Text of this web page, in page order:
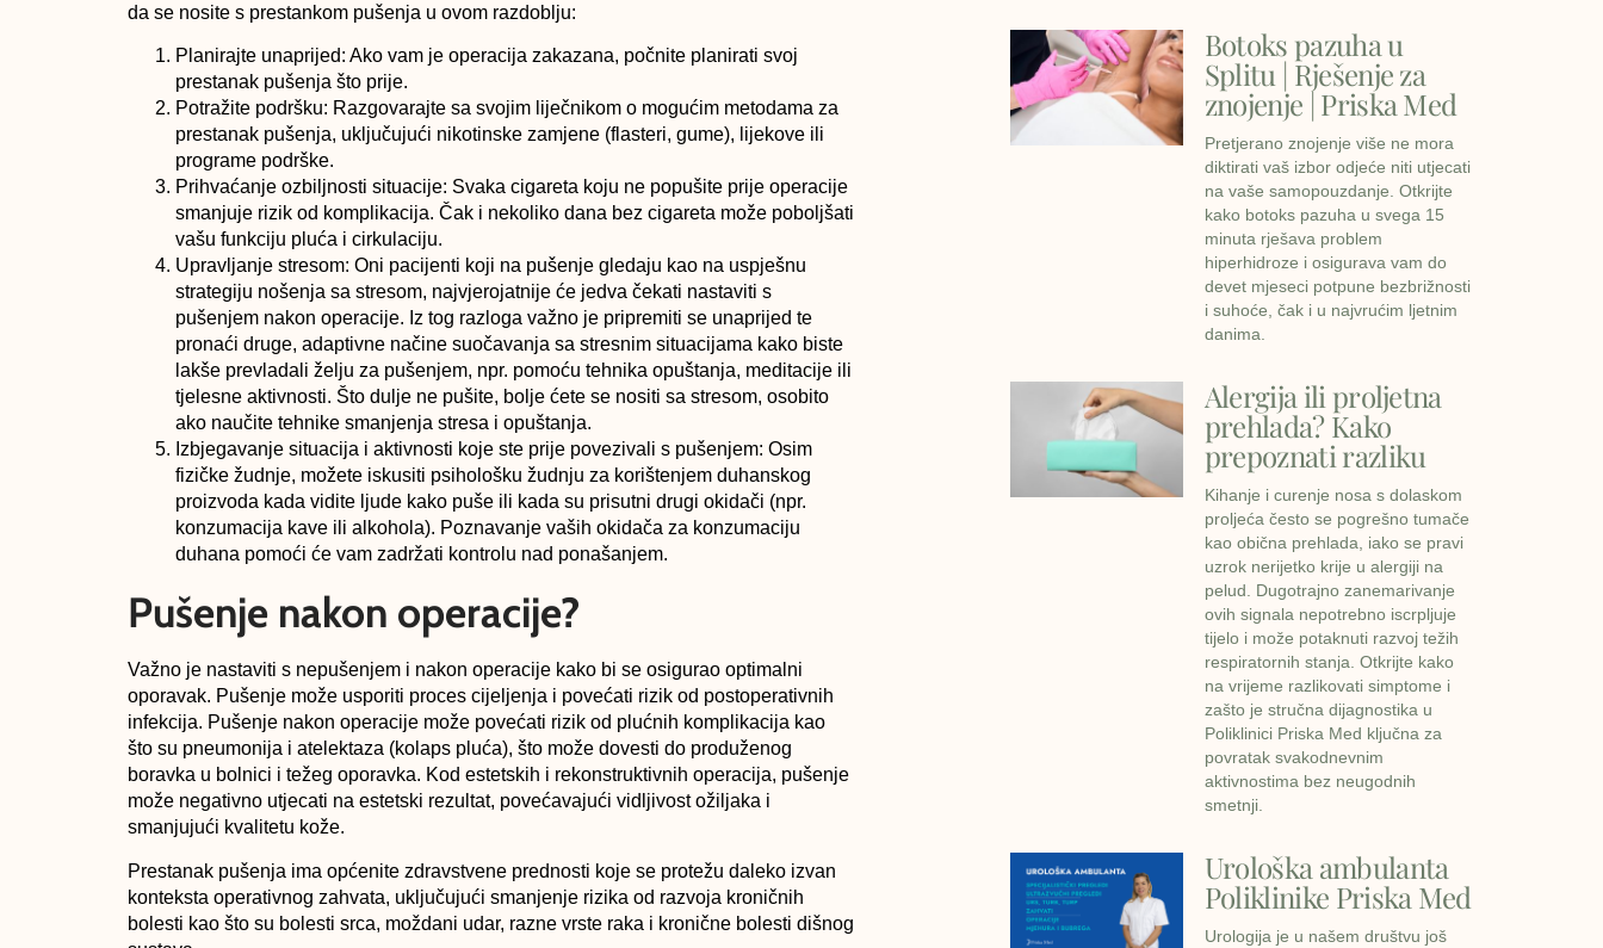
da se nosite s prestankom pušenja u ovom razdoblju:
Planirajte unaprijed: Ako vam je operacija zakazana, počnite planirati svoj
prestanak pušenja što prije.
Potražite podršku: Razgovarajte sa svojim liječnikom o mogućim metodama za
prestanak pušenja, uključujući nikotinske zamjene (flasteri, gume), lijekove ili
programe podrške.
Prihvaćanje ozbiljnosti situacije: Svaka cigareta koju ne popušite prije operacije
smanjuje rizik od komplikacija. Čak i nekoliko dana bez cigareta može poboljšati
vašu funkciju pluća i cirkulaciju.
Upravljanje stresom: Oni pacijenti koji na pušenje gledaju kao na uspješnu
strategiju nošenja sa stresom, najvjerojatnije će jedva čekati nastaviti s
pušenjem nakon operacije. Iz tog razloga važno je pripremiti se unaprijed te
pronaći druge, adaptivne načine suočavanja sa stresnim situacijama kako biste
lakše prevladali želju za pušenjem, npr. pomoću tehnika opuštanja, meditacije ili
tjelesne aktivnosti. Što dulje ne pušite, bolje ćete se nositi sa stresom, osobito
ako naučite tehnike smanjenja stresa i opuštanja.
Izbjegavanje situacija i aktivnosti koje ste prije povezivali s pušenjem: Osim
fizičke žudnje, možete iskusiti psihološku žudnju za korištenjem duhanskog
proizvoda kada vidite ljude kako puše ili kada su prisutni drugi okidači (npr.
konzumacija kave ili alkohola). Poznavanje vaših okidača za konzumaciju
duhana pomoći će vam zadržati kontrolu nad ponašanjem.
Pušenje nakon operacije?
Važno je nastaviti s nepušenjem i nakon operacije kako bi se osigurao optimalni
oporavak. Pušenje može usporiti proces cijeljenja i povećati rizik od postoperativnih
infekcija. Pušenje nakon operacije može povećati rizik od plućnih komplikacija kao
što su pneumonija i atelektaza (kolaps pluća), što može dovesti do produženog
boravka u bolnici i težeg oporavka. Kod estetskih i rekonstruktivnih operacija, pušenje
može negativno utjecati na estetski rezultat, povećavajući vidljivost ožiljaka i
smanjujući kvalitetu kože.
Prestanak pušenja ima općenite zdravstvene prednosti koje se protežu daleko izvan
konteksta operativnog zahvata, uključujući smanjenje rizika od razvoja kroničnih
bolesti kao što su bolesti srca, moždani udar, razne vrste raka i kronične bolesti dišnog
Botoks pazuha u
Splitu | Rješenje za
znojenje | Priska Med
Pretjerano znojenje više ne mora
diktirati vaš izbor odjeće niti utjecati
na vaše samopouzdanje. Otkrijte
kako botoks pazuha u svega 15
minuta rješava problem
hiperhidroze i osigurava vam do
devet mjeseci potpune bezbrižnosti
i suhoće, čak i u najvrućim ljetnim
danima.
Alergija ili proljetna
prehlada? Kako
prepoznati razliku
Kihanje i curenje nosa s dolaskom
proljeća često se pogrešno tumače
kao obična prehlada, iako se pravi
uzrok nerijetko krije u alergiji na
pelud. Dugotrajno zanemarivanje
ovih signala nepotrebno iscrpljuje
tijelo i može potaknuti razvoj težih
respiratornih stanja. Otkrijte kako
na vrijeme razlikovati simptome i
zašto je stručna dijagnostika u
Poliklinici Priska Med ključna za
povratak svakodnevnim
aktivnostima bez neugodnih
smetnji.
Urološka ambulanta
Poliklinike Priska Med
Urologija je u našem društvu još